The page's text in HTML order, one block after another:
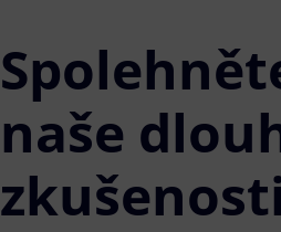
naše
zkušenosti